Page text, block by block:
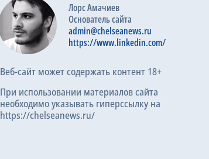
Лорс Амачиев
Основатель сайта
admin@chelseanews.ru
https://www.linkedin.com/
Веб-сайт может содержать контент 18+
При использовании материалов сайта
необходимо указывать гиперссылку на
https://chelseanews.ru/